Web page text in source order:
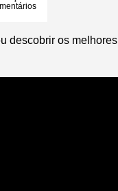
descobrir os melhores